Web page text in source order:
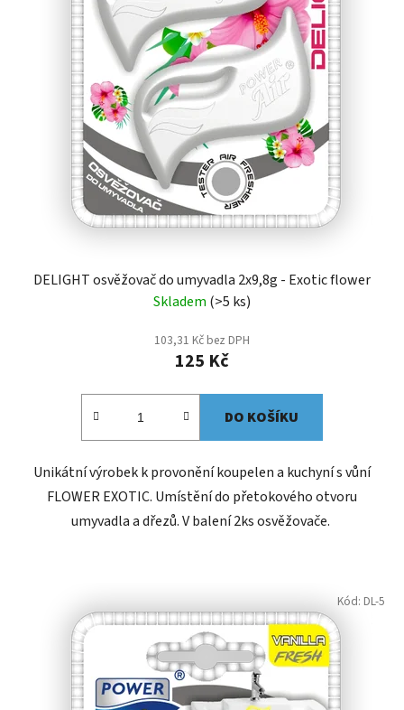
DELIGHT osvěžovač do umyvadla 2x9,8g - Exotic flower
Skladem (>5 ks)
103,31 Kč bez DPH
125 Kč
DO KOŠÍKU
Unikátní výrobek k provonění koupelen a kuchyní s vůní
FLOWER EXOTIC. Umístění do přetokového otvoru
umyvadla a dřezů. V balení 2ks osvěžovače.
Kód: DL-5